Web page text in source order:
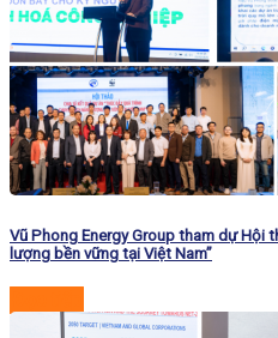
Vũ Phong Energy Group tham dự Hội
lượng bền vững tại Việt Nam”